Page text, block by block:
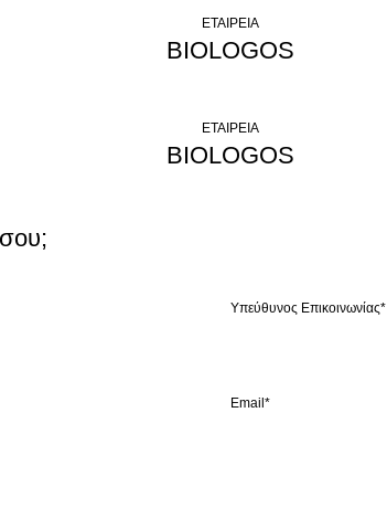
ΕΤΑΙΡΕΙΑ
BIOLOGOS
ΕΤΑΙΡΕΙΑ
BIOLOGOS
Υπεύθυνος Επικοινωνίας*
Email*